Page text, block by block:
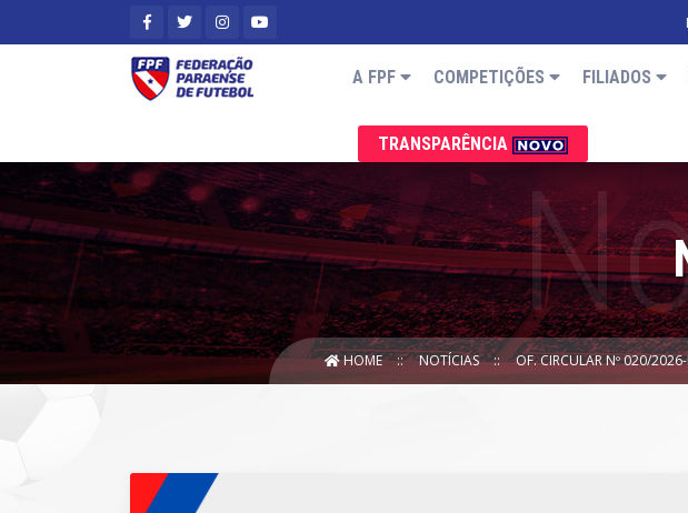
A FPF COMPETIÇÕES FILIADOS
TRANSPARÊNCIA
HOME NOTÍCIAS OF. CIRCULAR Nº 020/